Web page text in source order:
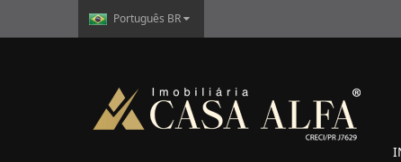
Português BR